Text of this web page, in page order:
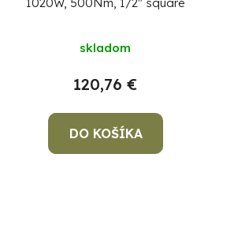
1020W, 500Nm, 1/2" square
skladom
120,76 €
DO KOŠÍKA